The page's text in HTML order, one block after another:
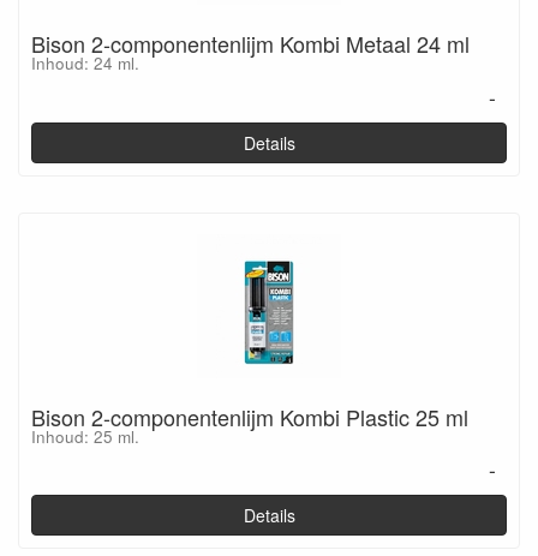
Bison 2-componentenlijm Kombi Metaal 24 ml
Inhoud: 24 ml.
-
Details
Bison 2-componentenlijm Kombi Plastic 25 ml
Inhoud: 25 ml.
-
Details